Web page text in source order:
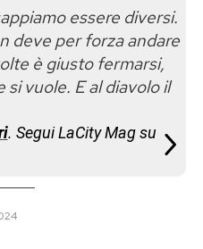
essere diversi.
deve per forza andare
è giusto fermarsi,
si vuole. E al diavolo il
. Segui LaCity Mag su